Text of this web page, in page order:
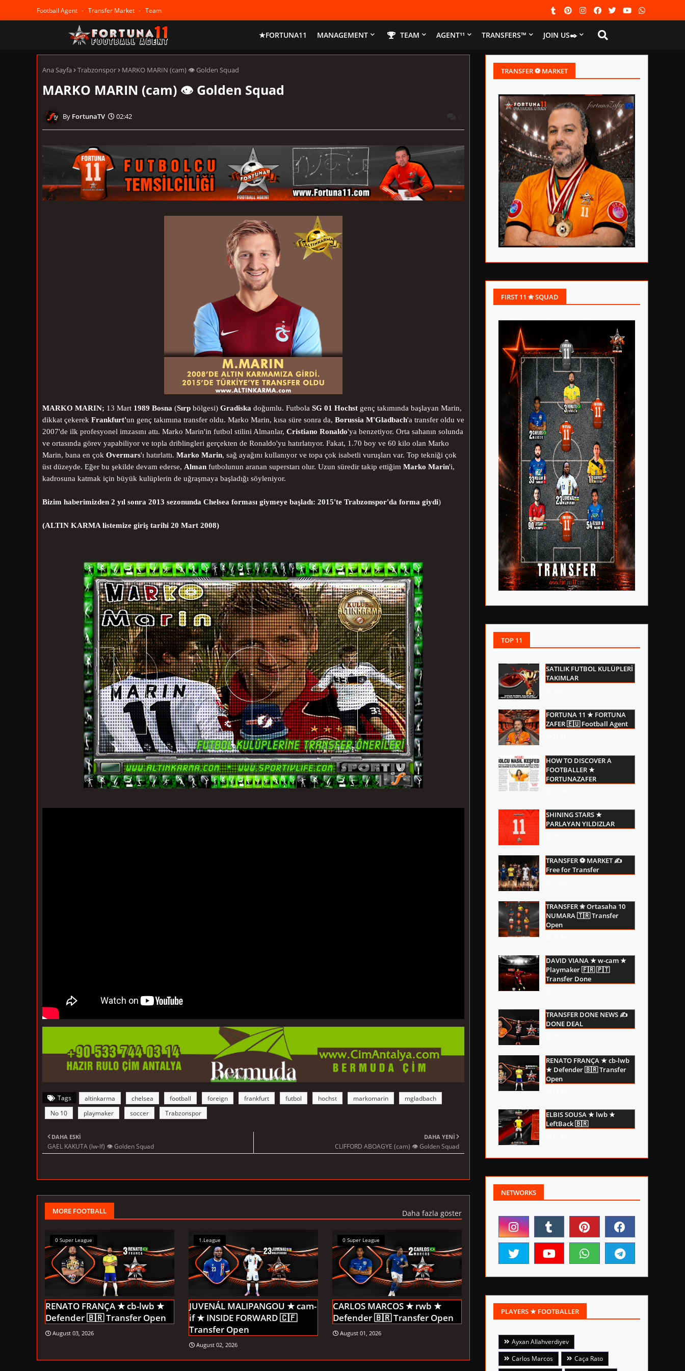
Football Agent Transfer Market Team
★FORTUNA11 MANAGEMENT TEAM AGENT¹¹ TRANSFERS™ JOIN US✒️
Ana Sayfa Trabzonspor MARKO MARIN (cam) 👁 Golden Squad
MARKO MARIN (cam) 👁 Golden Squad
FortunaTV 02:42
MARKO MARIN; 13 Mart 1989 Bosna (Sırp bölgesi) Gradiska doğumlu. Futbola SG 01 Hochst genç takımında başlayan Marin,
dikkat çekerek Frankfurt'un genç takımına transfer oldu. Marko Marin, kısa süre sonra da, Borussia M'Gladbach'a transfer oldu ve
2007'de ilk profesyonel imzasını attı. Marko Marin'in futbol stilini Almanlar, Cristiano Ronaldo'ya benzetiyor. Orta sahanın solunda
ve ortasında görev yapabiliyor ve topla driblingleri gerçekten de Ronaldo'yu hatırlatıyor. Fakat, 1.70 boy ve 60 kilo olan Marko
Marin, bana en çok Overmars'ı hatırlattı. Marko Marin, sağ ayağını kullanıyor ve topa çok isabetli vuruşları var. Top tekniği çok
üst düzeyde. Eğer bu şekilde devam ederse, Alman futbolunun aranan superstarı olur. Uzun süredir takip ettiğim Marko Marin'i,
kadrosuna katmak için büyük kulüplerin de uğraşmaya başladığı söyleniyor.
Bizim haberimizden 2 yıl sonra 2013 sezonunda Chelsea forması giymeye başladı: 2015'te Trabzonspor'da forma giydi)
(ALTIN KARMA listemize giriş tarihi 20 Mart 2008)
Tags altinkarma chelsea football foreign frankfurt futbol hochst markomarin
mgladbach
No 10
playmaker soccer Trabzonspor
DAHA YENI
CLIFFORD ABOAGYE (cam) 👁 Golden Squad
DAHA ESKI
GAEL KAKUTA (lw-lf) 👁 Golden Squad
MORE FOOTBALL Daha fazla göster
0 Super League
RENATO FRANÇA ★ cb-lwb ★
Defender 🇧🇷 Transfer Open
August 03, 2026
1.League
JUVENÁL MALIPANGOU ★ cam-
if ★ INSIDE FORWARD 🇨🇫
Transfer Open
August 02, 2026
0 Super League
CARLOS MARCOS ★ rwb ★
Defender 🇧🇷 Transfer Open
August 01, 2026
TRANSFER ⚽ MARKET
FIRST 11 ✬ SQUAD
TOP 11
SATILIK FUTBOL KULÜPLERİ
TAKIMLAR
FORTUNA 11 ★ FORTUNA
ZAFER 🇪🇺 Football Agent
HOW TO DISCOVER A
FOOTBALLER ★
FORTUNAZAFER
SHINING STARS ★
PARLAYAN YILDIZLAR
TRANSFER ⚽ MARKET ✍
Free for Transfer
TRANSFER ✬ Ortasaha 10
NUMARA 🇹🇷 Transfer
Open
DAVID VIANA ★ w-cam ★
Playmaker 🇫🇷 🇵🇹
Transfer Done
TRANSFER DONE NEWS ✍
DONE DEAL
RENATO FRANÇA ★ cb-lwb
★ Defender 🇧🇷 Transfer
Open
ELBIS SOUSA ★ lwb ★
LeftBack 🇧🇷
NETWORKS
PLAYERS ★ FOOTBALLER
Ayxan Allahverdiyev
Carlos Marcos
Caça Rato